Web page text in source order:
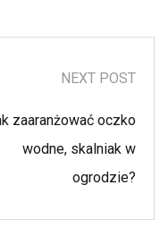
NEXT POST
zaaranżować oczko
wodne, skalniak w
ogrodzie?